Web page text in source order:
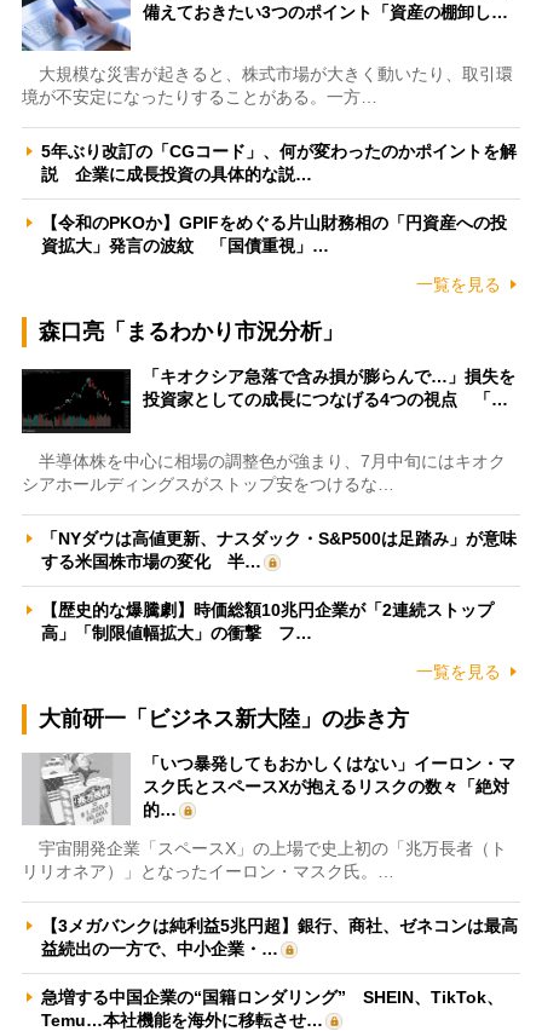
備えておきたい3つのポイント「資産の棚卸し…
大規模な災害が起きると、株式市場が大きく動いたり、取引環
境が不安定になったりすることがある。一方…
5年ぶり改訂の「CGコード」、何が変わったのかポイントを解
説 企業に成長投資の具体的な説…
【令和のPKOか】GPIFをめぐる片山財務相の「円資産への投
資拡大」発言の波紋 「国債重視」…
一覧を見る
森口亮「まるわかり市況分析」
「キオクシア急落で含み損が膨らんで…」損失を
投資家としての成長につなげる4つの視点 「…
半導体株を中心に相場の調整色が強まり、7月中旬にはキオク
シアホールディングスがストップ安をつけるな…
「NYダウは高値更新、ナスダック・S&P500は足踏み」が意味
する米国株市場の変化 半…
【歴史的な爆騰劇】時価総額10兆円企業が「2連続ストップ
高」「制限値幅拡大」の衝撃 フ…
一覧を見る
大前研一「ビジネス新大陸」の歩き方
「いつ暴発してもおかしくはない」イーロン・マ
スク氏とスペースXが抱えるリスクの数々「絶対
的…
宇宙開発企業「スペースX」の上場で史上初の「兆万長者（ト
リリオネア）」となったイーロン・マスク氏。…
【3メガバンクは純利益5兆円超】銀行、商社、ゼネコンは最高
益続出の一方で、中小企業・…
急増する中国企業の“国籍ロンダリング” SHEIN、TikTok、
Temu…本社機能を海外に移転させ…